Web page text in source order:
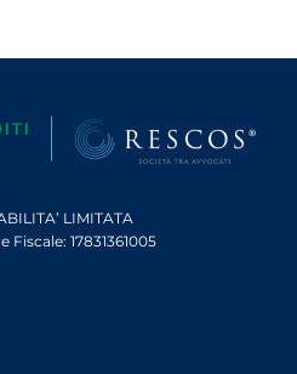
LIMITATA
Fiscale: 17831361005